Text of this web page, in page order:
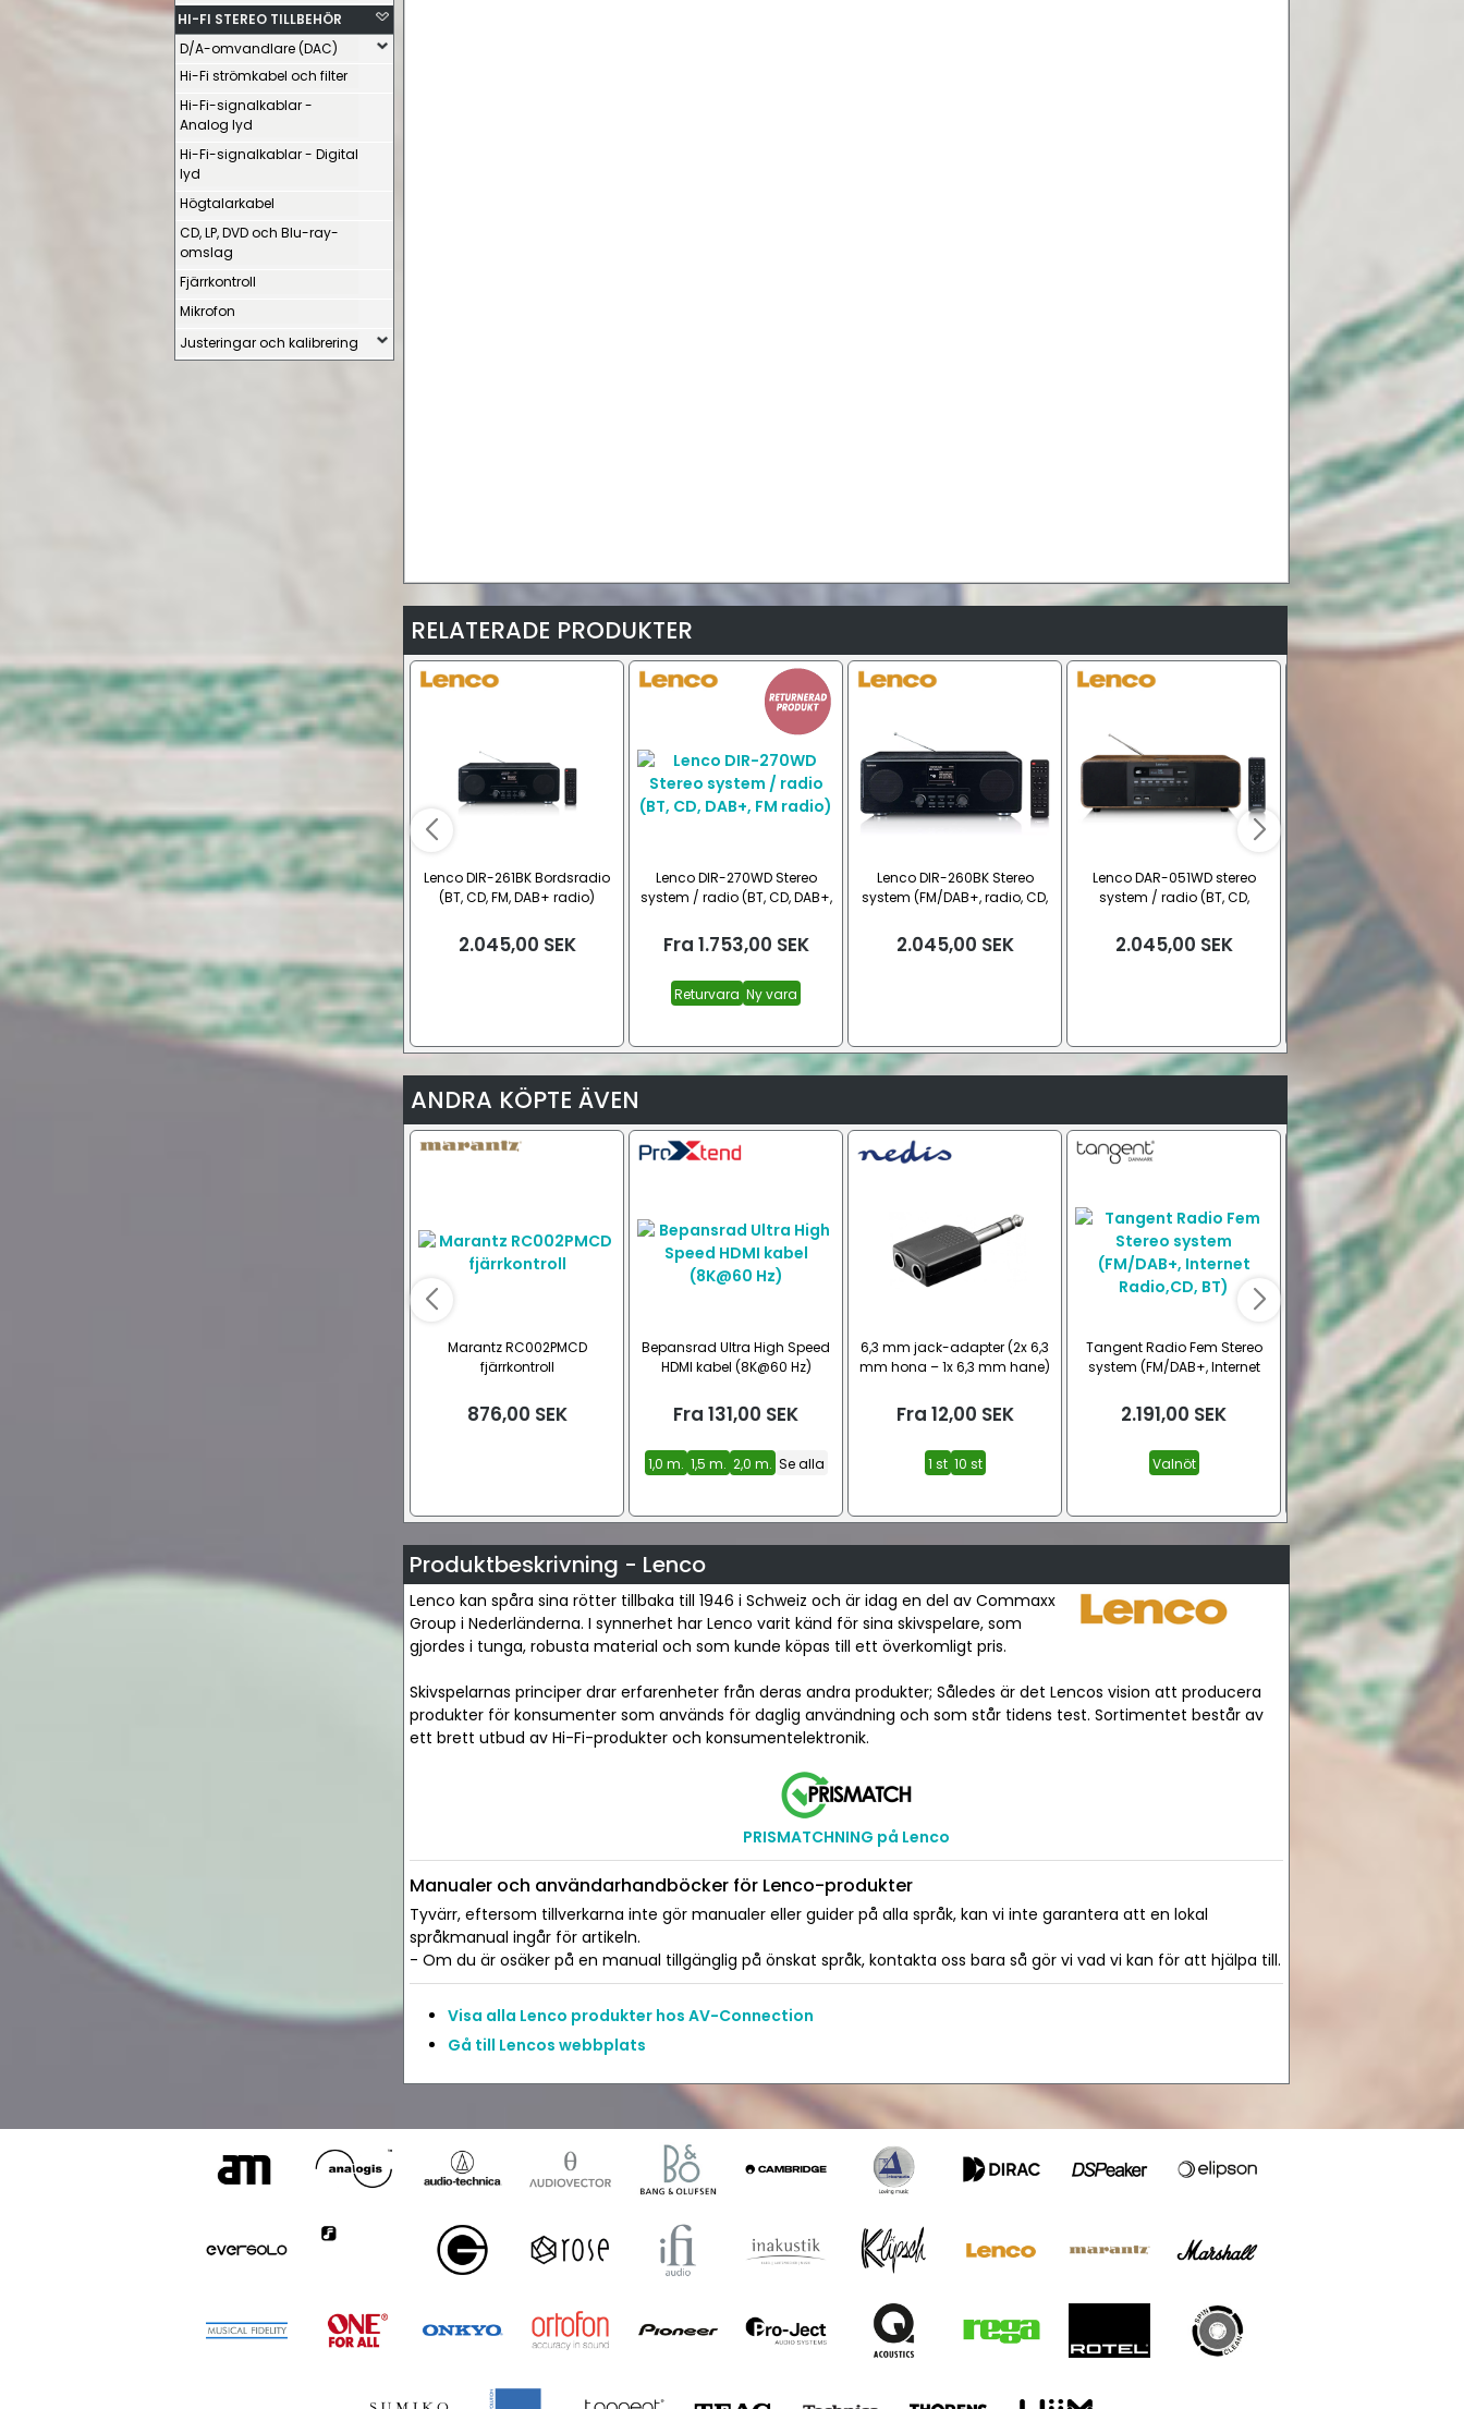
HI-FI STEREO TILLBEHÖR
D/A-omvandlare (DAC)
Hi-Fi strömkabel och filter
Hi-Fi-signalkablar -
Analog lyd
Hi-Fi-signalkablar - Digital
lyd
Högtalarkabel
CD, LP, DVD och Blu-ray-
omslag
Fjärrkontroll
Mikrofon
Justeringar och kalibrering
RELATERADE PRODUKTER
Lenco DIR-261BK Bordsradio
(BT, CD, FM, DAB+ radio)
2.045,00 SEK
Lenco DIR-270WD Stereo
system / radio (BT, CD, DAB+,
Fra 1.753,00 SEK
Returvara Ny vara
Lenco DIR-260BK Stereo
system (FM/DAB+, radio, CD,
2.045,00 SEK
Lenco DAR-051WD stereo
system / radio (BT, CD,
2.045,00 SEK
Lenco CR-640BK
949,00 SEK
ANDRA KÖPTE ÄVEN
Marantz RC002PMCD
fjärrkontroll
876,00 SEK
Bepansrad Ultra High Speed
HDMI kabel (8K@60 Hz)
Fra 131,00 SEK
1,0 m. 1,5 m. 2,0 m. Se alla
6,3 mm jack-adapter (2x 6,3
mm hona – 1x 6,3 mm hane)
Fra 12,00 SEK
1 st 10 st
Tangent Radio Fem Stereo
system (FM/DAB+, Internet
2.191,00 SEK
Valnöt
Reseadaptersats (7
adaptrar)
291,00
Produktbeskrivning - Lenco
Lenco kan spåra sina rötter tillbaka till 1946 i Schweiz och är idag en del av Commaxx
Group i Nederländerna. I synnerhet har Lenco varit känd för sina skivspelare, som
gjordes i tunga, robusta material och som kunde köpas till ett överkomligt pris.
Skivspelarnas principer drar erfarenheter från deras andra produkter; Således är det Lencos vision att producera
produkter för konsumenter som används för daglig användning och som står tidens test. Sortimentet består av
ett brett utbud av Hi-Fi-produkter och konsumentelektronik.
PRISMATCHNING på Lenco
Manualer och användarhandböcker för Lenco-produkter
Tyvärr, eftersom tillverkarna inte gör manualer eller guider på alla språk, kan vi inte garantera att en lokal
språkmanual ingår för artikeln.
- Om du är osäker på en manual tillgänglig på önskat språk, kontakta oss bara så gör vi vad vi kan för att hjälpa till.
Visa alla Lenco produkter hos AV-Connection
Gå till Lencos webbplats